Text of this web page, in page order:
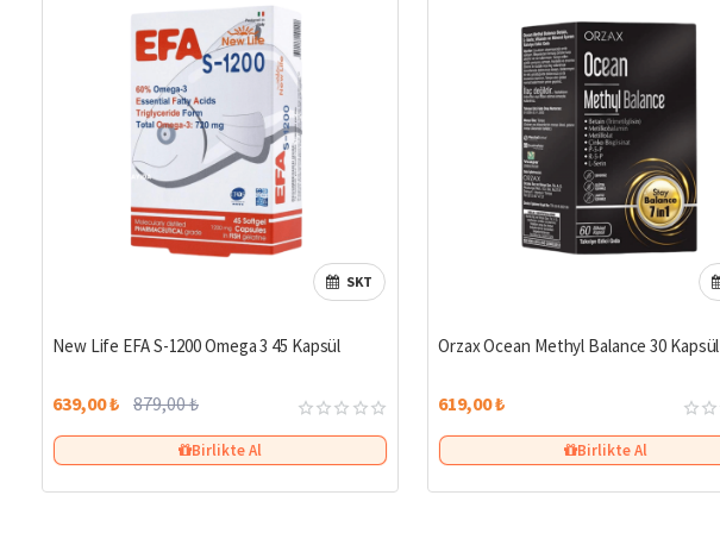
SKT
New Life EFA S-1200 Omega 3 45 Kapsül
639,00 ₺ 879,00 ₺
Birlikte Al
Orzax Ocean Methyl Balance 30 Kapsül
619,00 ₺
Birlikte Al